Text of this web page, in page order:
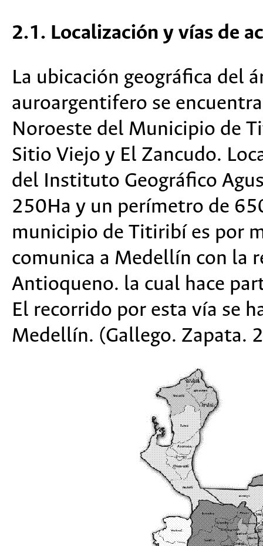
2.1. Localización y vías de
La ubicación geográfica del
auroargentifero se
Noroeste del Municipio de
Sitio Viejo y El Zancudo.
del Instituto Geográfico
250Ha y un perímetro de
municipio de Titiribí es por
comunica a Medellín con la
Antioqueno. la cual hace
El recorrido por esta vía se
Medellín. (Gallego. Zapata.